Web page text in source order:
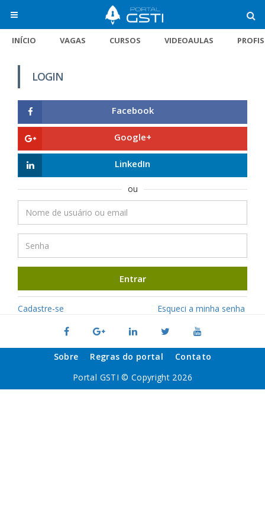
INÍCIO VAGAS CURSOS VIDEOAULAS
LOGIN
Facebook
Google+
LinkedIn
ou
Entrar
Cadastre-se Esqueci a minha senha
Sobre Regras do portal
Contato
Portal GSTI © Copyright 2026